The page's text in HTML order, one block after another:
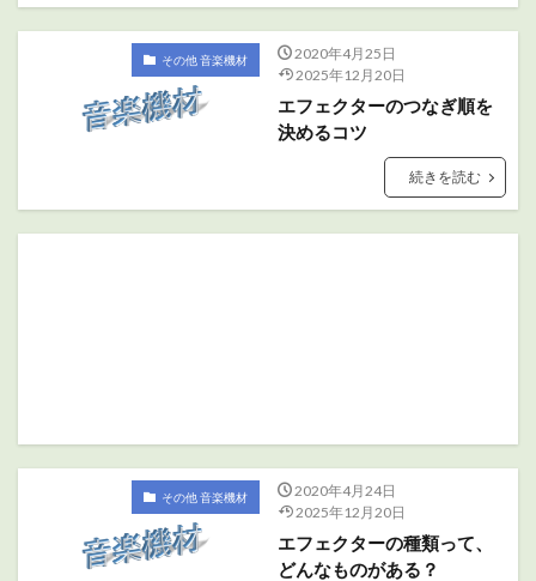
その他 音楽機材
2020年4月25日
2025年12月20日
エフェクターのつなぎ順を
決めるコツ
続きを読む
その他 音楽機材
2020年4月24日
2025年12月20日
エフェクターの種類って、
どんなものがある？